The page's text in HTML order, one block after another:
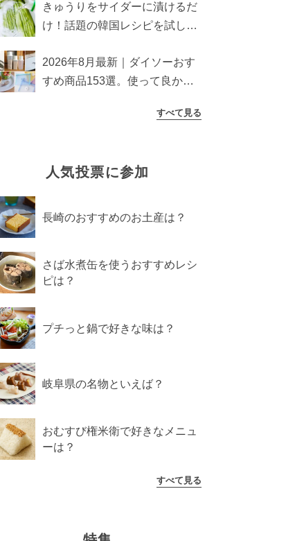
きゅうりをサイダーに漬けるだ
け！話題の韓国レシピを試した
2026年8月最新｜ダイソーおす
すめ商品153選。使って良かっ
すべて見る
人気投票に参加
長崎のおすすめのお土産は？
さば水煮缶を使うおすすめレシ
ピは？
プチっと鍋で好きな味は？
岐阜県の名物といえば？
おむすび権米衛で好きなメニュ
ーは？
すべて見る